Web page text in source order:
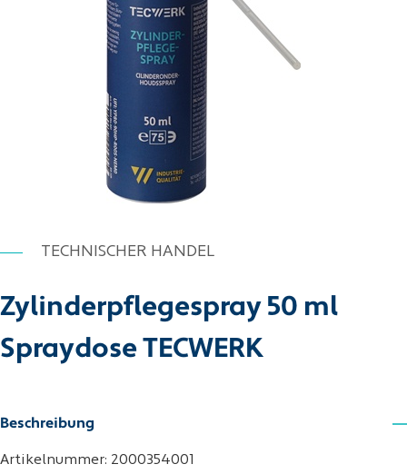
TECHNISCHER HANDEL
Zylinderpflegespray 50 ml
Spraydose TECWERK
Beschreibung
Artikelnummer: 2000354001